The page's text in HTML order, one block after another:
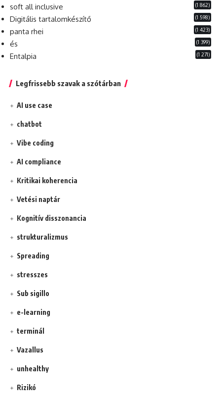
soft all inclusive (1 862)
Digitális tartalomkészítő (1 598)
panta rhei (1 423)
és (1 399)
Entalpia (1 271)
Legfrissebb szavak a szótárban
AI use case
chatbot
Vibe coding
AI compliance
Kritikai koherencia
Vetési naptár
Kognitív disszonancia
strukturalizmus
Spreading
stresszes
Sub sigillo
e-learning
terminál
Vazallus
unhealthy
Rizikó